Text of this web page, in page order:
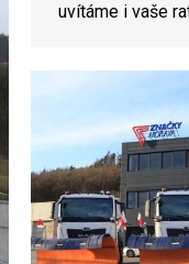
uvítáme i vaše